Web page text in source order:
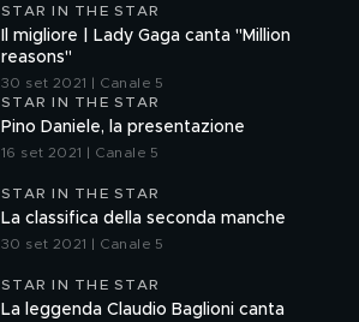
STAR IN THE STAR
Il migliore | Lady Gaga canta "Million
reasons"
30 set 2021 | Canale 5
STAR IN THE STAR
Pino Daniele, la presentazione
16 set 2021 | Canale 5
STAR IN THE STAR
La classifica della seconda manche
30 set 2021 | Canale 5
STAR IN THE STAR
La leggenda Claudio Baglioni canta